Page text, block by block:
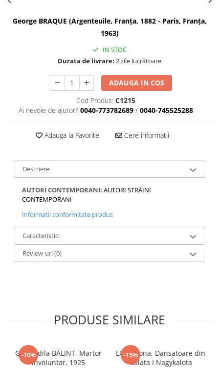
George BRAQUE (Argenteuile, Franța, 1882 - Paris, Franța,
1963)
IN STOC
Durata de livrare: 2 zile lucrătoare
ADAUGA IN COS
Cod Produs: C1215
Ai nevoie de ajutor? 0040-773782689 / 0040-745525288
Adauga la Favorite Cere informatii
Descriere
AUTORI CONTEMPORANI: AUTORI STRĂINI
CONTEMPORANI
Informatii conformitate produs
Caracteristici
Review-uri(0)
PRODUSE SIMILARE
-10%
Gyula Idila BÁLINT, Martor
involuntar, 1925
-15%
LUKA Ilona, Dansatoare din
Călata I Nagykalota